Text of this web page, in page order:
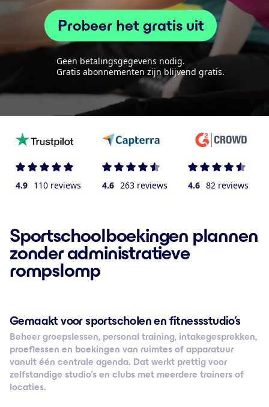
Probeer het gratis uit
Geen betalingsgegevens nodig.
Gratis abonnementen zijn blijvend gratis.
4.9 110 reviews 4.6 263 reviews 4.6 82 reviews
Sportschoolboekingen plannen
zonder administratieve
rompslomp
Gemaakt voor sportscholen en fitnessstudio’s
Beheer groepslessen, personal training, intakegesprekken,
proeflessen en boekingen van ruimtes of apparatuur
vanuit één centrale agenda. Dat werkt prettig voor
zelfstandige studio’s en clubs met meerdere trainers of
locaties.